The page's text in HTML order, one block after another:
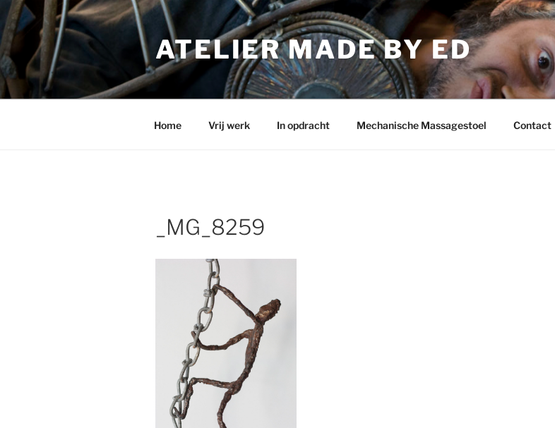
Ga
naar
de
inhoud
ATELIER MADE BY ED
Home Vrij werk In opdracht Mechanische Massagestoel Contact
_MG_8259